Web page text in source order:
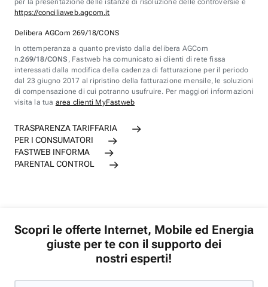
per la presentazione delle istanze di risoluzione delle controversie è
https://conciliaweb.agcom.it
Delibera AGCom 269/18/CONS
In ottemperanza a quanto previsto dalla delibera AGCom
n.269/18/CONS , Fastweb ha comunicato ai clienti di rete fissa
interessati dalla modifica della cadenza di fatturazione per il periodo
dal 23 giugno 2017 al ripristino della fatturazione mensile, le soluzioni
di compensazione di cui potranno usufruire. Per maggiori informazioni
visita la tua area clienti MyFastweb
TRASPARENZA TARIFFARIA
PER I CONSUMATORI
FASTWEB INFORMA
PARENTAL CONTROL
Scopri le offerte Internet, Mobile ed Energia
giuste per te con il supporto dei
nostri esperti!